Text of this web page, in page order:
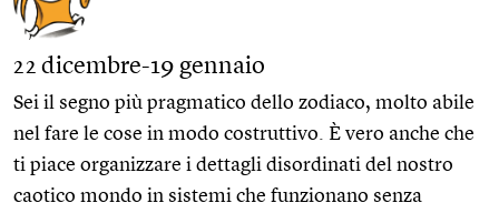
22 dicembre-19 gennaio
Sei il segno più pragmatico dello zodiaco, molto abile
nel fare le cose in modo costruttivo. È vero anche che
ti piace organizzare i dettagli disordinati del nostro
caotico mondo in sistemi che funzionano senza